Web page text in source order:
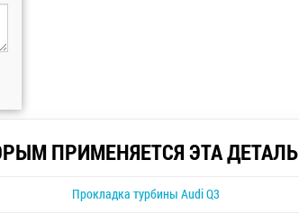
ПРИМЕНЯЕТСЯ ЭТА ДЕТАЛЬ
Прокладка турбины Audi Q3